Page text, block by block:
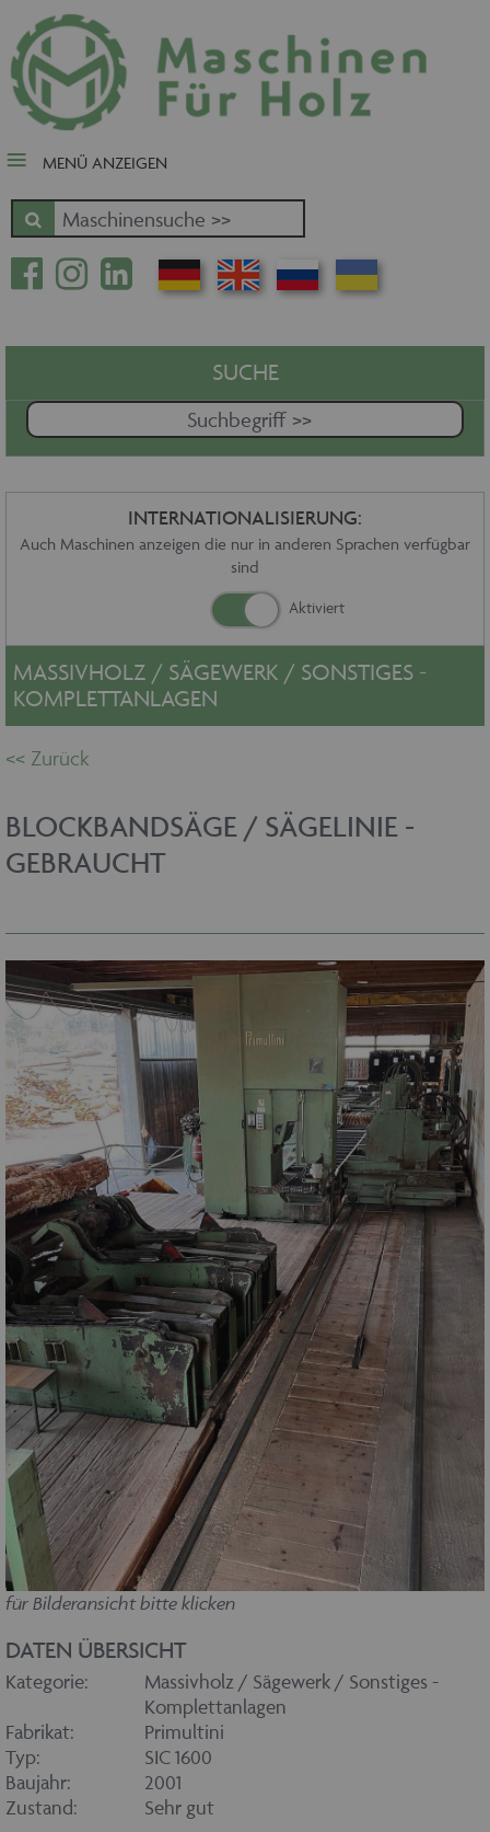
close Submenü
Nach Fertigungsschwerpunkt
Schnäppchen
Zuschnitt - Sägen
Kantenbearbeitung
Fräsen - Bohren - Hobeln - CNC
Oberfläche
Massivholz
Handling - Transportieren -
Stapeln - Verpacken etc.
Absaugen - Versorgen -
Service
Kontakt
Impressum
Datenschutz
MENÜ ANZEIGEN
SUCHE
INTERNATIONALISIERUNG:
Auch Maschinen anzeigen die nur in anderen Sprachen verfügbar
sind
MASSIVHOLZ / SÄGEWERK / SONSTIGES -
KOMPLETTANLAGEN
BLOCKBANDSÄGE / SÄGELINIE -
GEBRAUCHT
für Bilderansicht bitte klicken
DATEN ÜBERSICHT
Kategorie:
Massivholz / Sägewerk / Sonstiges -
Komplettanlagen
Fabrikat:
Primultini
Typ:
SIC 1600
Baujahr:
2001
Zustand:
Sehr gut